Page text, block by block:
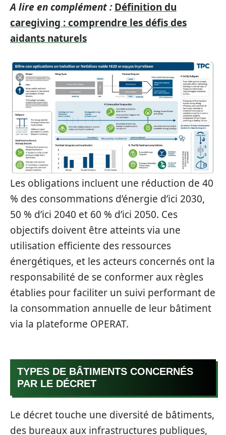
A lire en complément : Définition du
caregiving : comprendre les défis des
aidants naturels
Les obligations incluent une réduction de 40
% des consommations d’énergie d’ici 2030,
50 % d’ici 2040 et 60 % d’ici 2050. Ces
objectifs doivent être atteints via une
utilisation efficiente des ressources
énergétiques, et les acteurs concernés ont la
responsabilité de se conformer aux règles
établies pour faciliter un suivi performant de
la consommation annuelle de leur bâtiment
via la plateforme OPERAT.
TYPES DE BÂTIMENTS CONCERNÉS
PAR LE DÉCRET
Le décret touche une diversité de bâtiments,
des bureaux aux infrastructures publiques,